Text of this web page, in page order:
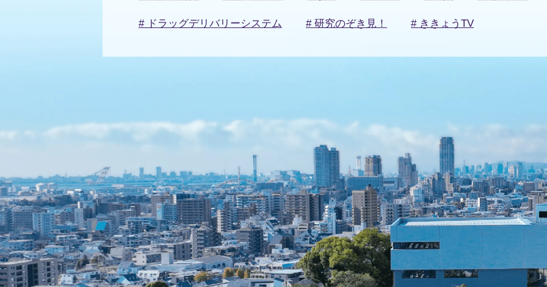
# ドラッグデリバリーシステム # 研究のぞき見！ # ききょうTV